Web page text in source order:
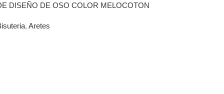
DISEÑO DE OSO COLOR MELOCOTON
, Aretes